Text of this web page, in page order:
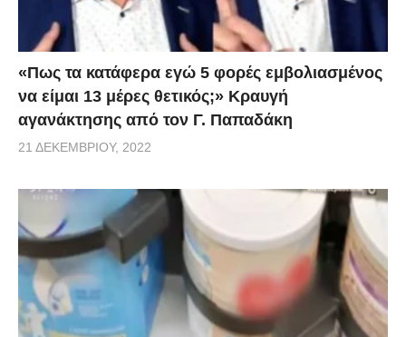
«Πως τα κατάφερα εγώ 5 φορές εμβoλιασμένος
να είμαι 13 μέρες θετικός;» Κραυγή
αγανάκτησης από τον Γ. Παπαδάκη
21 ΔΕΚΕΜΒΡΊΟΥ, 2022